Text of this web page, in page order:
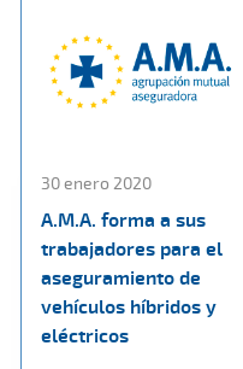
30 enero 2020
A.M.A. forma a sus
trabajadores para el
aseguramiento de
vehículos híbridos y
eléctricos